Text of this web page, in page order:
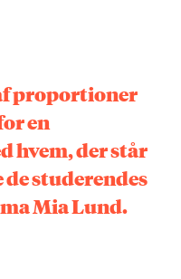
proportioner
en
hvem, der står
studerendes
Mia Lund.